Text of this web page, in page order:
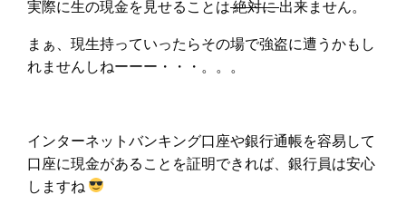
実際に生の現金を見せることは絶対に出来ません。
まぁ、現生持っていったらその場で強盗に遭うかもし
れませんしねーーー・・・。。。
インターネットバンキング口座や銀行通帳を容易して
口座に現金があることを証明できれば、銀行員は安心
しますね